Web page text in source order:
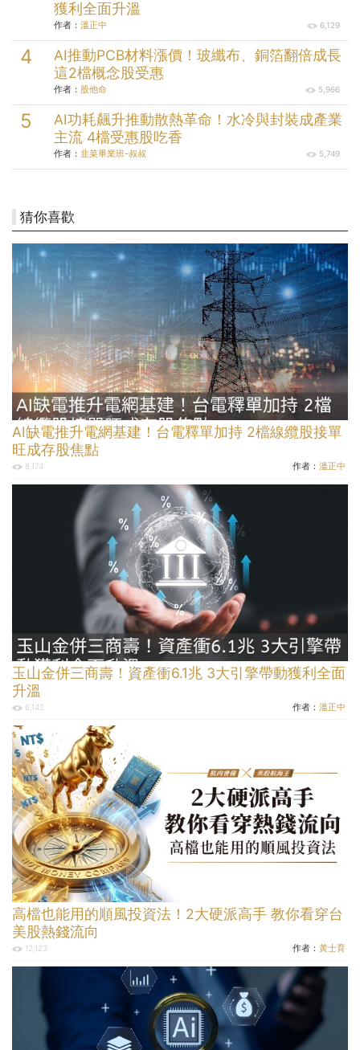
獲利全面升溫
作者： 溫正中 6,129
AI推動PCB材料漲價！玻纖布、銅箔翻倍成長
這2檔概念股受惠
作者： 股他命 5,966
AI功耗飆升推動散熱革命！水冷與封裝成產業
主流 4檔受惠股吃香
作者： 韭菜畢業班-叔叔 5,749
猜你喜歡
AI缺電推升電網基建！台電釋單加持 2檔線纜股接單
旺成存股焦點
8,174 作者： 溫正中
玉山金併三商壽！資產衝6.1兆 3大引擎帶動獲利全面
升溫
6,142 作者： 溫正中
高檔也能用的順風投資法！2大硬派高手 教你看穿台
美股熱錢流向
12,123 作者： 黃士育